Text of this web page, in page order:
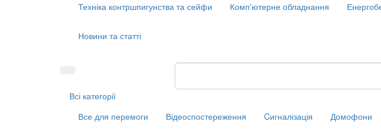
Техніка контршпигунства та сейфи Комп'ютерне обладнання
Новини та статті
Всі категорії
Все для перемоги
Відеоспостереження Cигналізація Домофони